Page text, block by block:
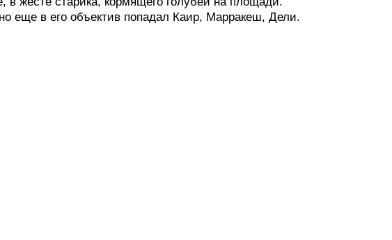
еще в его объектив попадал Каир, Марракеш, Дели.